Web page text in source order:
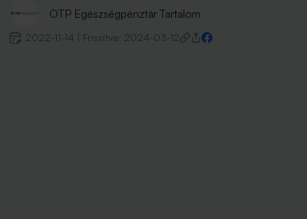
OTP Egészségpénztár Tartalom
2022-11-14 Frissítve: 2024-03-12